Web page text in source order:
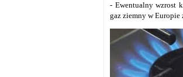
- Ewentualny wzrost
gaz ziemny w Europie